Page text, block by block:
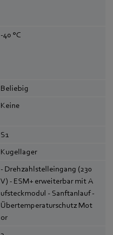
-40 °C
Beliebig
Keine
S1
Kugellager
- Drehzahlstelleingang (230
V) - ESM+ erweiterbar mit A
ufsteckmodul - Sanftanlauf -
Übertemperaturschutz Mot
or